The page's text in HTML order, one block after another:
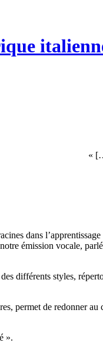
«
dans
émission vocale,
différents styles,
permet de redonner
».